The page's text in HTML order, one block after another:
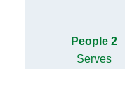
2 People
Serves